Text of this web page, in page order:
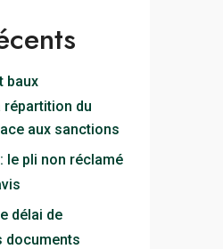
baux
répartition du
aux sanctions
le pli non réclamé
délai de
documents